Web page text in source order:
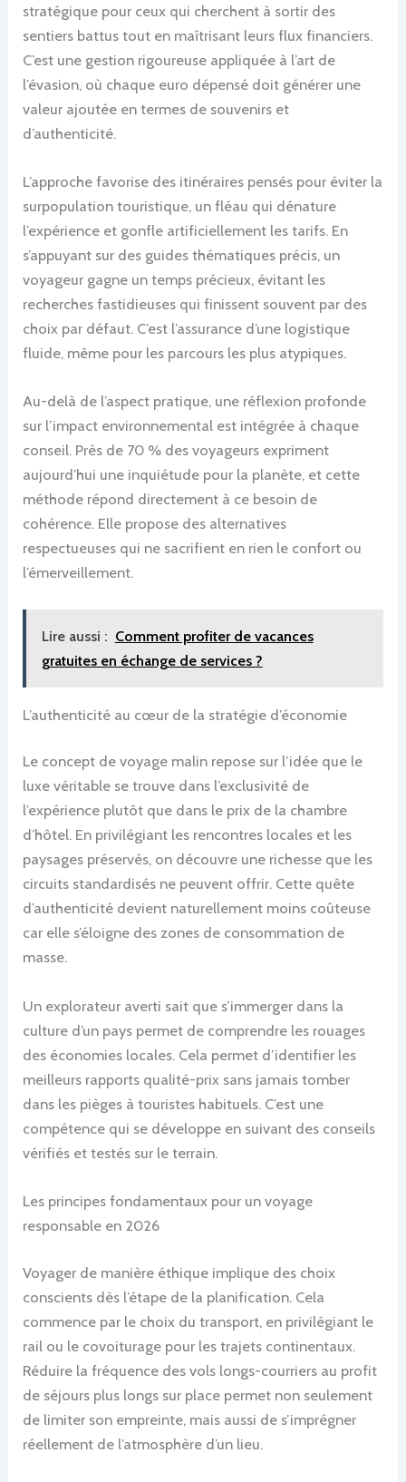
stratégique pour ceux qui cherchent à sortir des
sentiers battus tout en maîtrisant leurs flux financiers.
C’est une gestion rigoureuse appliquée à l’art de
l’évasion, où chaque euro dépensé doit générer une
valeur ajoutée en termes de souvenirs et
d’authenticité.
L’approche favorise des itinéraires pensés pour éviter la
surpopulation touristique, un fléau qui dénature
l’expérience et gonfle artificiellement les tarifs. En
s’appuyant sur des guides thématiques précis, un
voyageur gagne un temps précieux, évitant les
recherches fastidieuses qui finissent souvent par des
choix par défaut. C’est l’assurance d’une logistique
fluide, même pour les parcours les plus atypiques.
Au-delà de l’aspect pratique, une réflexion profonde
sur l’impact environnemental est intégrée à chaque
conseil. Près de 70 % des voyageurs expriment
aujourd’hui une inquiétude pour la planète, et cette
méthode répond directement à ce besoin de
cohérence. Elle propose des alternatives
respectueuses qui ne sacrifient en rien le confort ou
l’émerveillement.
Lire aussi : Comment profiter de vacances
gratuites en échange de services ?
L’authenticité au cœur de la stratégie d’économie
Le concept de voyage malin repose sur l’idée que le
luxe véritable se trouve dans l’exclusivité de
l’expérience plutôt que dans le prix de la chambre
d’hôtel. En privilégiant les rencontres locales et les
paysages préservés, on découvre une richesse que les
circuits standardisés ne peuvent offrir. Cette quête
d’authenticité devient naturellement moins coûteuse
car elle s’éloigne des zones de consommation de
masse.
Un explorateur averti sait que s’immerger dans la
culture d’un pays permet de comprendre les rouages
des économies locales. Cela permet d’identifier les
meilleurs rapports qualité-prix sans jamais tomber
dans les pièges à touristes habituels. C’est une
compétence qui se développe en suivant des conseils
vérifiés et testés sur le terrain.
Les principes fondamentaux pour un voyage
responsable en 2026
Voyager de manière éthique implique des choix
conscients dès l’étape de la planification. Cela
commence par le choix du transport, en privilégiant le
rail ou le covoiturage pour les trajets continentaux.
Réduire la fréquence des vols longs-courriers au profit
de séjours plus longs sur place permet non seulement
de limiter son empreinte, mais aussi de s’imprégner
réellement de l’atmosphère d’un lieu.